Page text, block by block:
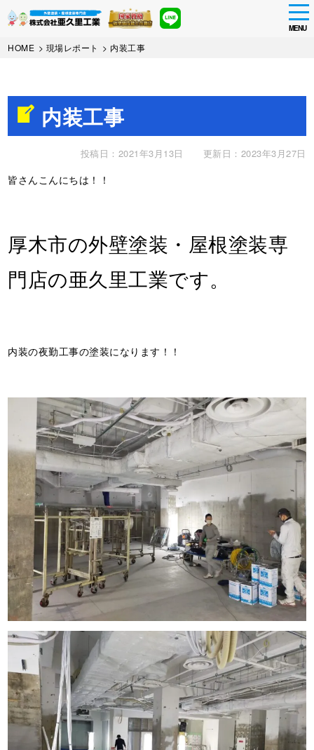
Skip
MENU
HOME > 現場レポート > 内装工事
内装工事
投稿日：2021年3月13日 更新日：2023年3月27日
皆さんこんにちは！！
厚木市の外壁塗装・屋根塗装専
門店の亜久里工業です。
内装の夜勤工事の塗装になります！！